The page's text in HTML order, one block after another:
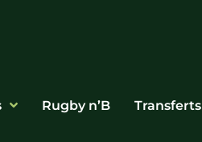
Rugby n’B Transferts